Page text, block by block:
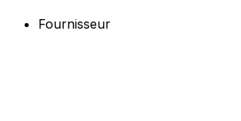
Fournisseur